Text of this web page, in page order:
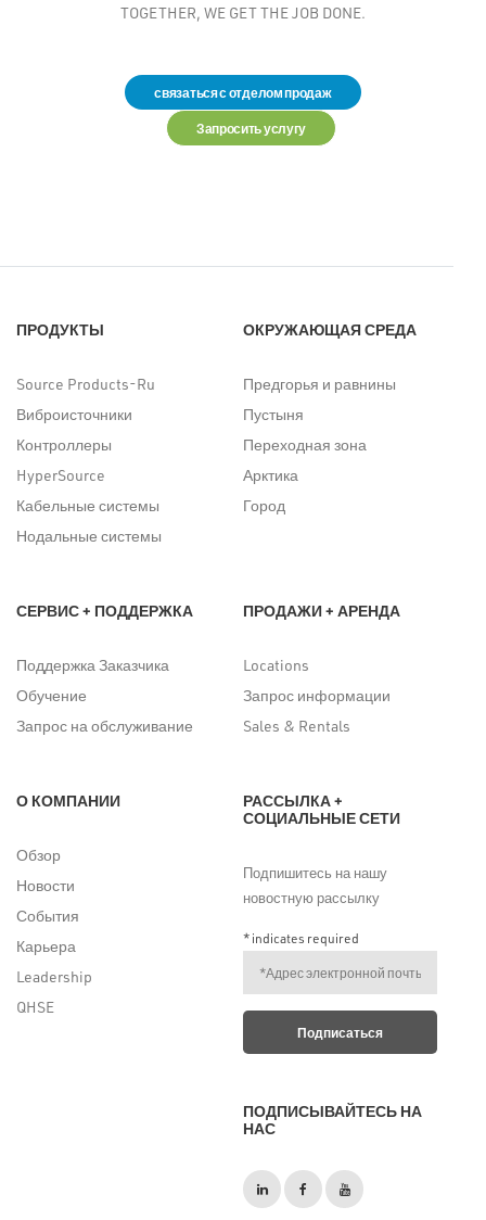
TOGETHER, WE GET THE JOB DONE.
связаться с отделом продаж
Запросить услугу
ПРОДУКТЫ
Source Products-Ru
Виброисточники
Контроллеры
HyperSource
Кабельные системы
Нодальные системы
ОКРУЖАЮЩАЯ СРЕДА
Предгорья и равнины
Пустыня
Переходная зона
Арктика
Город
СЕРВИС + ПОДДЕРЖКА
Поддержка Заказчика
Обучение
Запрос на обслуживание
ПРОДАЖИ + АРЕНДА
Locations
Запрос информации
Sales & Rentals
О КОМПАНИИ
Обзор
Новости
События
Карьера
Leadership
QHSE
РАССЫЛКА +
СОЦИАЛЬНЫЕ СЕТИ
Подпишитесь на нашу
новостную рассылку
*indicates required
ПОДПИСЫВАЙТЕСЬ НА
НАС